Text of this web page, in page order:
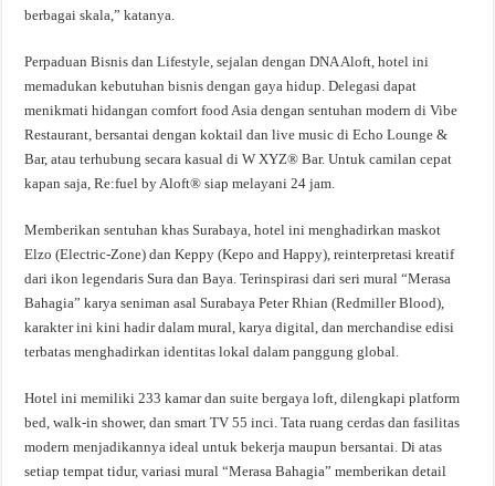
berbagai skala,” katanya.
Perpaduan Bisnis dan Lifestyle, sejalan dengan DNA Aloft, hotel ini
memadukan kebutuhan bisnis dengan gaya hidup. Delegasi dapat
menikmati hidangan comfort food Asia dengan sentuhan modern di Vibe
Restaurant, bersantai dengan koktail dan live music di Echo Lounge &
Bar, atau terhubung secara kasual di W XYZ® Bar. Untuk camilan cepat
kapan saja, Re:fuel by Aloft® siap melayani 24 jam.
Memberikan sentuhan khas Surabaya, hotel ini menghadirkan maskot
Elzo (Electric-Zone) dan Keppy (Kepo and Happy), reinterpretasi kreatif
dari ikon legendaris Sura dan Baya. Terinspirasi dari seri mural “Merasa
Bahagia” karya seniman asal Surabaya Peter Rhian (Redmiller Blood),
karakter ini kini hadir dalam mural, karya digital, dan merchandise edisi
terbatas menghadirkan identitas lokal dalam panggung global.
Hotel ini memiliki 233 kamar dan suite bergaya loft, dilengkapi platform
bed, walk-in shower, dan smart TV 55 inci. Tata ruang cerdas dan fasilitas
modern menjadikannya ideal untuk bekerja maupun bersantai. Di atas
setiap tempat tidur, variasi mural “Merasa Bahagia” memberikan detail